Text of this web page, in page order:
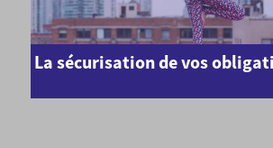
La sécurisation de vos